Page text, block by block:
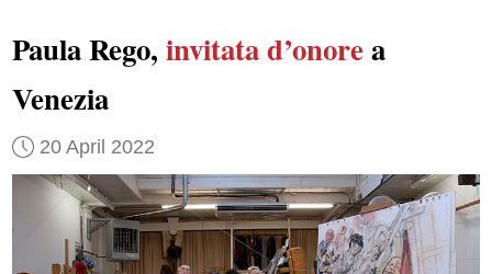
Paula Rego, invitata d’onorea
Venezia
20 April 2022